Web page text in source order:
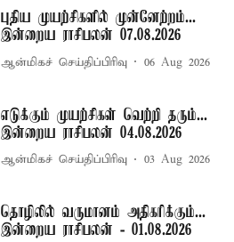
புதிய முயற்சிகளில் முன்னேற்றம்...
இன்றைய ராசிபலன் 07.08.2026
ஆன்மிகச் செய்திப்பிரிவு 06 Aug 2026
எடுக்கும் முயற்சிகள் வெற்றி தரும்...
இன்றைய ராசிபலன் 04.08.2026
ஆன்மிகச் செய்திப்பிரிவு 03 Aug 2026
தொழிலில் வருமானம் அதிகரிக்கும்...
இன்றைய ராசிபலன் - 01.08.2026